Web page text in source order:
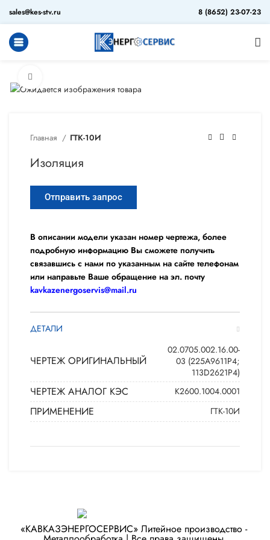
sales@kes-stv.ru 8 (8652) 23-07-23
Главная ГТК-10И
Изоляция
Отправить запрос
В описании модели указан номер чертежа, более
подробную информацию Вы сможете получить
связавшись с нами по указанным на сайте телефонам
или направьте Ваше обращение на эл. почту
kavkazenergoservis@mail.ru
ДЕТАЛИ
ЧЕРТЕЖ ОРИГИНАЛЬНЫЙ
02.0705.002.16.00-
03 (225A9611P4;
113D2621P4)
ЧЕРТЕЖ АНАЛОГ КЭС К2600.1004.0001
ПРИМЕНЕНИЕ ГТК-10И
«КАВКАЗЭНЕРГОСЕРВИС» ​Литейное производство - ​